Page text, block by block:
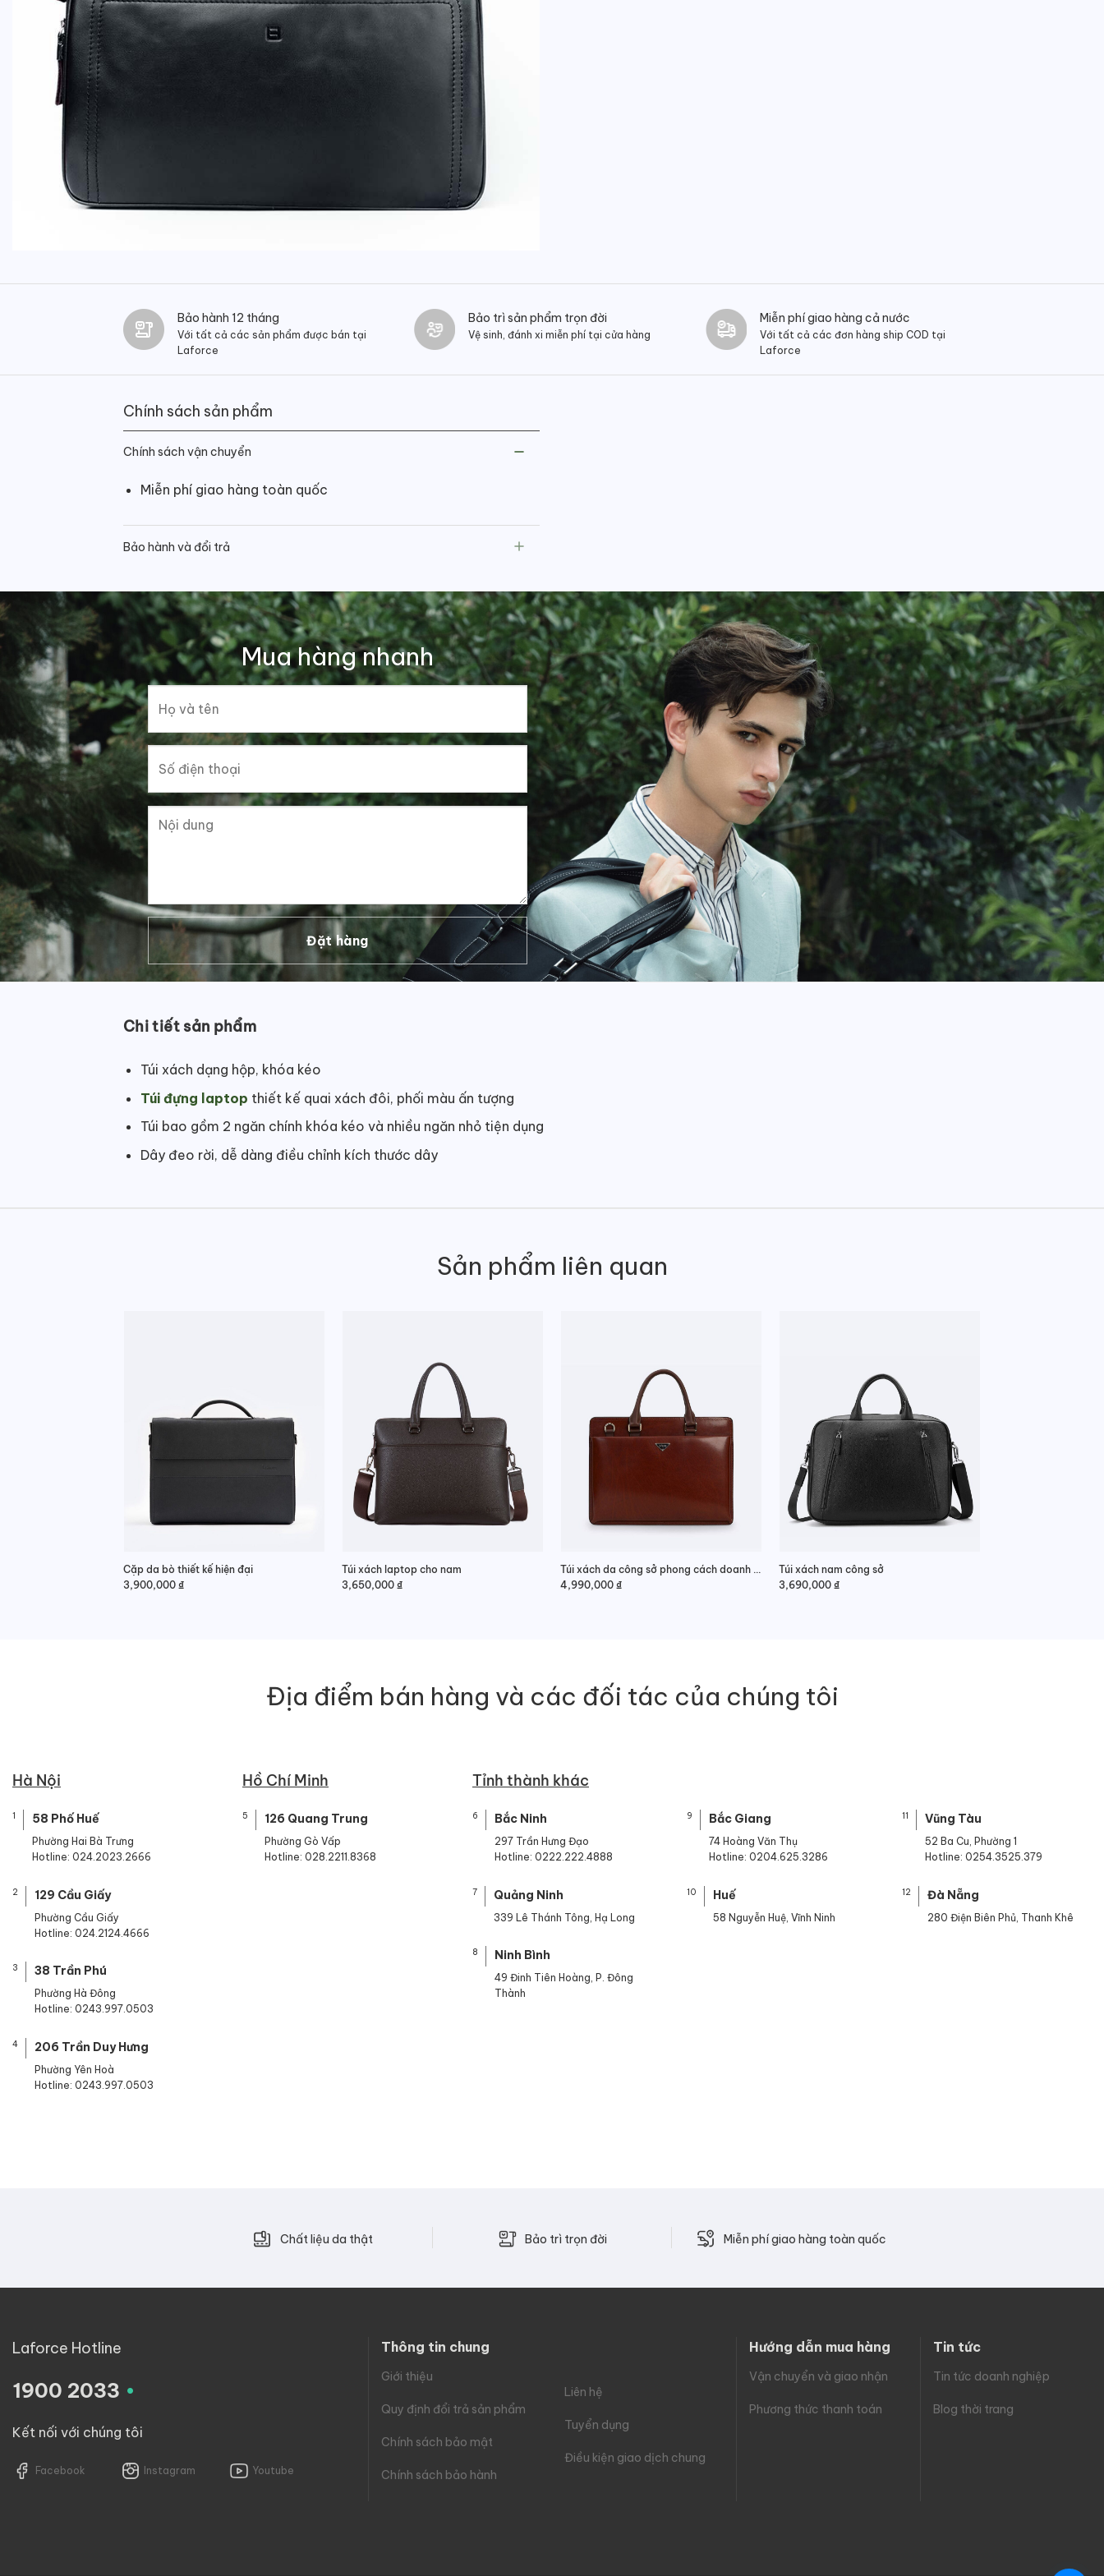
Bảo hành 12 tháng
Với tất cả các sản phẩm được bán tại
Laforce
Bảo trì sản phẩm trọn đời
Vệ sinh, đánh xi miễn phí tại cửa hàng
Miễn phí giao hàng cả nước
Với tất cả các đơn hàng ship COD tại
Laforce
Chính sách sản phẩm
Chính sách vận chuyển
Miễn phí giao hàng toàn quốc
Bảo hành và đổi trả
Mua hàng nhanh
Chi tiết sản phẩm
Túi xách dạng hộp, khóa kéo
Túi đựng laptop thiết kế quai xách đôi, phối màu ấn tượng
Túi bao gồm 2 ngăn chính khóa kéo và nhiều ngăn nhỏ tiện dụng
Dây đeo rời, dễ dàng điều chỉnh kích thước dây
Sản phẩm liên quan
Cặp da bò thiết kế hiện đại
3,900,000 ₫
Túi xách laptop cho nam
3,650,000 ₫
Túi xách da công sở phong cách doanh nhân
4,990,000 ₫
Túi xách nam công sở
3,690,000 ₫
Địa điểm bán hàng và các đối tác của chúng tôi
Hà Nội
1 58 Phố Huế
Phường Hai Bà Trưng
Hotline: 024.2023.2666
2 129 Cầu Giấy
Phường Cầu Giấy
Hotline: 024.2124.4666
3 38 Trần Phú
Phường Hà Đông
Hotline: 0243.997.0503
4 206 Trần Duy Hưng
Phường Yên Hoà
Hotline: 0243.997.0503
Hồ Chí Minh
5 126 Quang Trung
Phường Gò Vấp
Hotline: 028.2211.8368
Tỉnh thành khác
6 Bắc Ninh
297 Trần Hưng Đạo
Hotline: 0222.222.4888
7 Quảng Ninh
339 Lê Thánh Tông, Hạ Long
8 Ninh Bình
49 Đinh Tiên Hoàng, P. Đông
Thành
9 Bắc Giang
74 Hoàng Văn Thụ
Hotline: 0204.625.3286
10 Huế
58 Nguyễn Huệ, Vĩnh Ninh
11 Vũng Tàu
52 Ba Cu, Phường 1
Hotline: 0254.3525.379
12 Đà Nẵng
280 Điện Biên Phủ, Thanh Khê
Chất liệu da thật Bảo trì trọn đời Miễn phí giao hàng toàn quốc
Laforce Hotline
1900 2033 .
Kết nối với chúng tôi
Facebook Instagram Youtube
Thông tin chung
Giới thiệu
Quy định đổi trả sản phẩm
Chính sách bảo mật
Chính sách bảo hành
Liên hệ
Tuyển dụng
Điều kiện giao dịch chung
Hướng dẫn mua hàng
Vận chuyển và giao nhận
Phương thức thanh toán
Tin tức
Tin tức doanh nghiệp
Blog thời trang